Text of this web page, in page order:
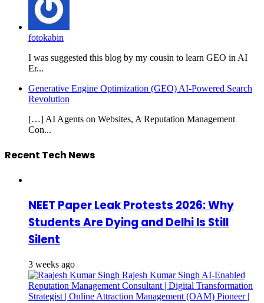
fotokabin
I was suggested this blog by my cousin to learn GEO in AI
Er...
Generative Engine Optimization (GEO) AI-Powered Search
Revolution
[…] AI Agents on Websites, A Reputation Management
Con...
Recent Tech News
NEET Paper Leak Protests 2026: Why
Students Are Dying and Delhi Is Still
Silent
3 weeks ago